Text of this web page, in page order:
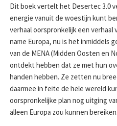
Dit boek vertelt het Desertec 3.0
energie vanuit de woestijn kunt
verhaal oorspronkelijk een
name Europa, nu is het inmiddels
van de MENA (Midden Oosten en
ontdekt hebben dat ze met hun
handen hebben. Ze zetten nu
daarmee in feite de hele wereld
oorspronkelijke plan nog uitging
alleen Europa zou kunnen bereiken.